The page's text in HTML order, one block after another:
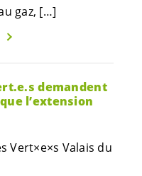
gaz, […]
demandent
l’extension
Vert×e×s Valais du